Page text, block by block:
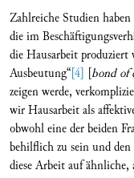
Zahlreiche Studien
die im
die Hausarbeit produziert
Ausbeutung“[4] [bond of
zeigen werde,
wir Hausarbeit als
obwohl eine der beiden
behilflich zu sein und
diese Arbeit auf ähnliche,